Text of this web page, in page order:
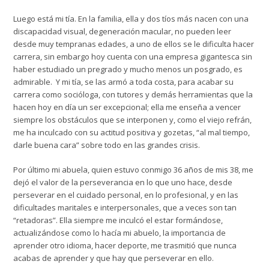
Luego está mi tía. En la familia, ella y dos tíos más nacen con una
discapacidad visual, degeneración macular, no pueden leer
desde muy tempranas edades, a uno de ellos se le dificulta hacer
carrera, sin embargo hoy cuenta con una empresa gigantesca sin
haber estudiado un pregrado y mucho menos un posgrado, es
admirable. Y mi tía, se las armó a toda costa, para acabar su
carrera como socióloga, con tutores y demás herramientas que la
hacen hoy en día un ser excepcional; ella me enseña a vencer
siempre los obstáculos que se interponen y, como el viejo refrán,
me ha inculcado con su actitud positiva y gozetas, “al mal tiempo,
darle buena cara” sobre todo en las grandes crisis.
Por último mi abuela, quien estuvo conmigo 36 años de mis 38, me
dejó el valor de la perseverancia en lo que uno hace, desde
perseverar en el cuidado personal, en lo profesional, y en las
dificultades maritales e interpersonales, que a veces son tan
“retadoras”. Ella siempre me inculcó el estar formándose,
actualizándose como lo hacía mi abuelo, la importancia de
aprender otro idioma, hacer deporte, me trasmitió que nunca
acabas de aprender y que hay que perseverar en ello.